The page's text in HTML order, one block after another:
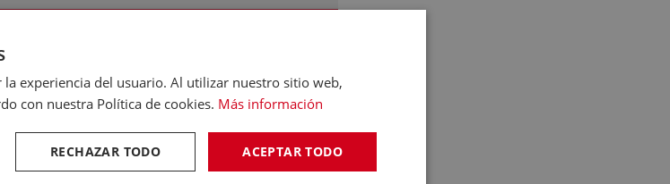
experiencia del usuario. Al utilizar nuestro sitio web,
con nuestra Política de cookies. Más información
ACEPTAR TODO
RECHAZAR TODO